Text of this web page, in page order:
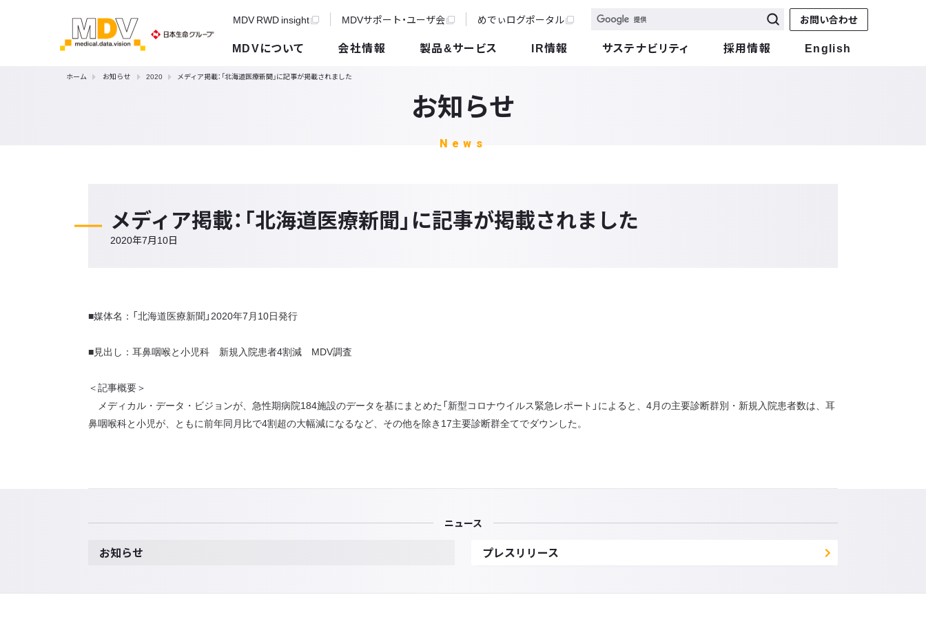
MDV RWD insight MDVサポート・ユーザ会 めでぃログポータル お問い合わせ
MDVについて 会社情報 製品&サービス IR情報 サステナビリティ 採用情報 English
ホーム お知らせ 2020 メディア掲載：「北海道医療新聞」に記事が掲載されました
お知らせ
News
メディア掲載：「北海道医療新聞」に記事が掲載されました
2020年7月10日
■媒体名：「北海道医療新聞」2020年7月10日発行
■見出し：耳鼻咽喉と小児科 新規入院患者4割減 MDV調査
＜記事概要＞
メディカル・データ・ビジョンが、急性期病院184施設のデータを基にまとめた「新型コロナウイルス緊急レポート」によると、4月の主要診断群別・新規入院患者数は、耳
鼻咽喉科と小児が、ともに前年同月比で4割超の大幅減になるなど、その他を除き17主要診断群全てでダウンした。
ニュース
お知らせ プレスリリース